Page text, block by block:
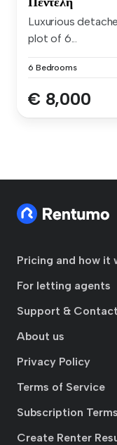
Luxurious
plot of 6...
6 Bedrooms
€ 8,000
Pricing and how it
For letting agents
Support & Contact
About us
Privacy Policy
Terms of Service
Subscription Terms
Create Renter